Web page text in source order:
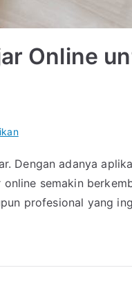
Online
Dengan adanya
semakin
profesional yang